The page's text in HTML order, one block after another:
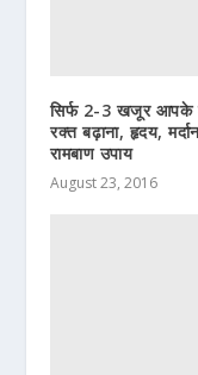
सिर्फ 2-3 खजूर आपके
रक्त बढ़ाना, हृदय,
रामबाण उपाय
August 23, 2016